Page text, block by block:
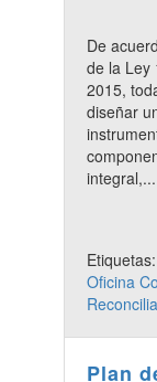
De
de la Ley
2015,
diseñar
integral,...
Etiquetas:
Oficina
Plan